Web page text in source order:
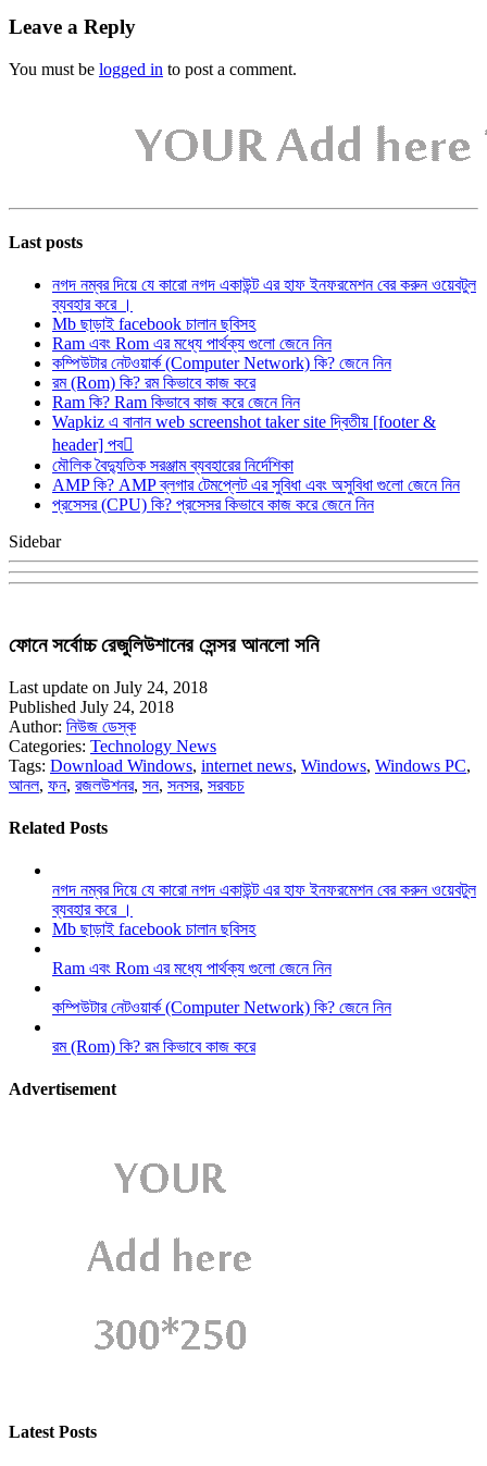
Leave a Reply
You must be logged in to post a comment.
Last posts
নগদ নম্বর দিয়ে যে কারো নগদ একাউন্ট এর হাফ ইনফরমেশন বের করুন ওয়েবটুল
ব্যবহার করে ।
Mb ছাড়াই facebook চালান ছবিসহ
Ram এবং Rom এর মধ্যে পার্থক্য গুলো জেনে নিন
কম্পিউটার নেটওয়ার্ক (Computer Network) কি? জেনে নিন
রম (Rom) কি? রম কিভাবে কাজ করে
Ram কি? Ram কিভাবে কাজ করে জেনে নিন
Wapkiz এ বানান web screenshot taker site দ্বিতীয় [footer &
header] পব
মৌলিক বৈদ্যুতিক সরঞ্জাম ব্যবহারের নির্দেশিকা
AMP কি? AMP ব্লগার টেমপ্লেট এর সুবিধা এবং অসুবিধা গুলো জেনে নিন
প্রসেসর (CPU) কি? প্রসেসর কিভাবে কাজ করে জেনে নিন
Sidebar
ফোনে সর্বোচ্চ রেজুলিউশানের সেন্সর আনলো সনি
Last update on July 24, 2018
Published July 24, 2018
Author: নিউজ ডেস্ক
Categories: Technology News
Tags: Download Windows, internet news, Windows, Windows PC,
আনল, ফন, রজলউশনর, সন, সনসর, সরবচচ
Related Posts
নগদ নম্বর দিয়ে যে কারো নগদ একাউন্ট এর হাফ ইনফরমেশন বের করুন ওয়েবটুল
ব্যবহার করে ।
Mb ছাড়াই facebook চালান ছবিসহ
Ram এবং Rom এর মধ্যে পার্থক্য গুলো জেনে নিন
কম্পিউটার নেটওয়ার্ক (Computer Network) কি? জেনে নিন
রম (Rom) কি? রম কিভাবে কাজ করে
Advertisement
Latest Posts